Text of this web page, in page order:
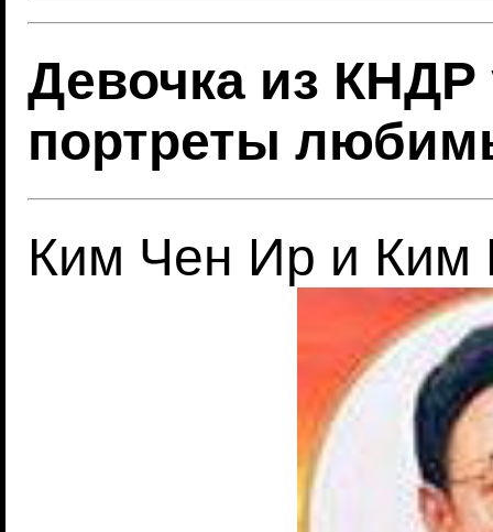
Девочка из КНДР
портреты
Ким Чен Ир и Ким